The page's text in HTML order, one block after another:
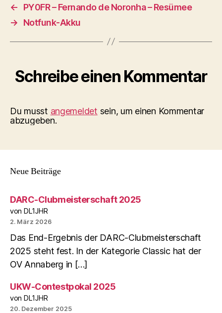
←
PY0FR – Fernando de Noronha – Resümee
→
Notfunk-Akku
Schreibe einen Kommentar
Du musst angemeldet sein, um einen Kommentar
abzugeben.
Neue Beiträge
DARC-Clubmeisterschaft 2025
von DL1JHR
2. März 2026
Das End-Ergebnis der DARC-Clubmeisterschaft
2025 steht fest. In der Kategorie Classic hat der
OV Annaberg in […]
UKW-Contestpokal 2025
von DL1JHR
20. Dezember 2025